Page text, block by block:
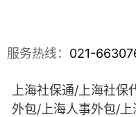
服务热线： 021-
上海社保通/上海社
外包/上海人事外包/上